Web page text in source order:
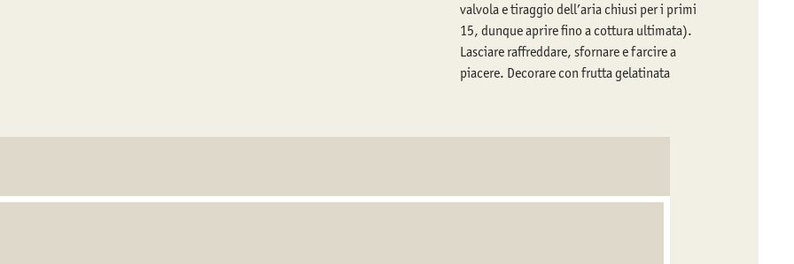
valvola e tiraggio dell’aria chiusi per i primi
15, dunque aprire fino a cottura ultimata).
Lasciare raffreddare, sfornare e farcire a
piacere. Decorare con frutta gelatinata